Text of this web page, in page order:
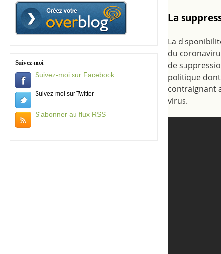
Suivez-moi
Suivez-moi sur Facebook
Suivez-moi sur Twitter
S'abonner au flux RSS
La
La
du
de
politique dont
contraignant
virus.